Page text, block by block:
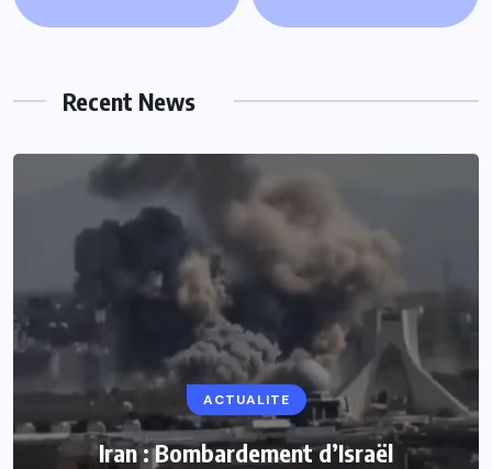
Recent News
ACTUALITE
Iran : Bombardement d’Israël